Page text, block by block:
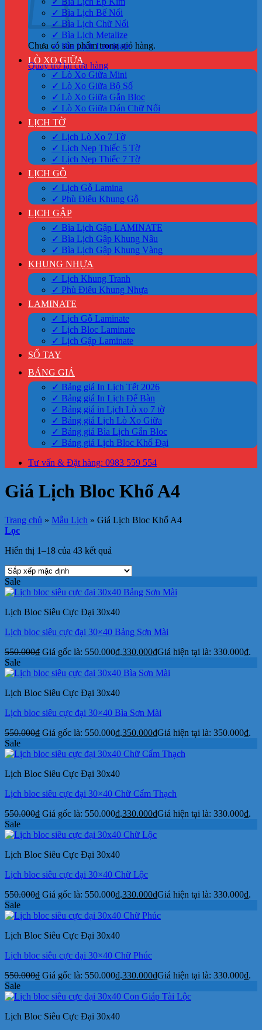
Chưa có sản phẩm trong giỏ hàng.
Quay trở lại cửa hàng
✓ Bìa Lịch Bế Nổi
✓ Bìa Lịch Chữ Nổi
✓ Bìa Lịch Metalize
✓ Bìa Lịch Laminate
LÒ XO GIỮA
✓ Lò Xo Giữa Mini
✓ Lò Xo Giữa Bộ Số
✓ Lò Xo Giữa Gắn Bloc
✓ Lò Xo Giữa Dán Chữ Nổi
LỊCH TỜ
✓ Lịch Lò Xo 7 Tờ
✓ Lịch Nẹp Thiếc 5 Tờ
✓ Lịch Nẹp Thiếc 7 Tờ
LỊCH GỖ
✓ Lịch Gỗ Lamina
✓ Phù Điêu Khung Gỗ
LỊCH GẬP
✓ Bìa Lịch Gập LAMINATE
✓ Bìa Lịch Gập Khung Nâu
✓ Bìa Lịch Gập Khung Vàng
KHUNG NHỰA
✓ Lịch Khung Tranh
✓ Phù Điêu Khung Nhựa
LAMINATE
✓ Lịch Gỗ Laminate
✓ Lịch Bloc Laminate
✓ Lịch Gập Laminate
SỔ TAY
BẢNG GIÁ
✓ Bảng giá In Lịch Tết 2026
✓ Bảng giá In Lịch Để Bàn
✓ Bảng giá in Lịch Lò xo 7 tờ
✓ Bảng giá Lịch Lò Xo Giữa
✓ Bảng giá Bìa Lịch Gắn Bloc
✓ Bảng giá Lịch Bloc Khổ Đại
Tư vấn & Đặt hàng: 0983 559 554
Giá Lịch Bloc Khổ A4
Trang chủ » Mẫu Lịch » Giá Lịch Bloc Khổ A4
Lọc
Hiển thị 1–18 của 43 kết quả
Sale
Lịch Bloc Siêu Cực Đại 30x40
Lịch bloc siêu cực đại 30×40 Bảng Sơn Mài
550.000₫ Giá gốc là: 550.000₫.330.000₫Giá hiện tại là: 330.000₫.
Sale
Lịch Bloc Siêu Cực Đại 30x40
Lịch bloc siêu cực đại 30×40 Bìa Sơn Mài
550.000₫ Giá gốc là: 550.000₫.350.000₫Giá hiện tại là: 350.000₫.
Sale
Lịch Bloc Siêu Cực Đại 30x40
Lịch bloc siêu cực đại 30×40 Chữ Cẩm Thạch
550.000₫ Giá gốc là: 550.000₫.330.000₫Giá hiện tại là: 330.000₫.
Sale
Lịch Bloc Siêu Cực Đại 30x40
Lịch bloc siêu cực đại 30×40 Chữ Lộc
550.000₫ Giá gốc là: 550.000₫.330.000₫Giá hiện tại là: 330.000₫.
Sale
Lịch Bloc Siêu Cực Đại 30x40
Lịch bloc siêu cực đại 30×40 Chữ Phúc
550.000₫ Giá gốc là: 550.000₫.330.000₫Giá hiện tại là: 330.000₫.
Sale
Lịch Bloc Siêu Cực Đại 30x40